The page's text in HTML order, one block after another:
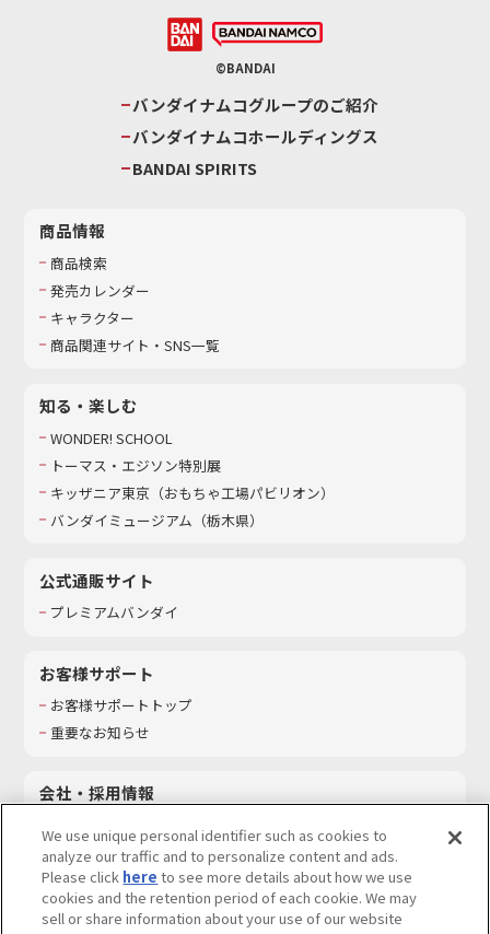
©BANDAI
バンダイナムコグループのご紹介
バンダイナムコホールディングス
BANDAI SPIRITS
商品情報
商品検索
発売カレンダー
キャラクター
商品関連サイト・SNS一覧
知る・楽しむ
WONDER! SCHOOL
トーマス・エジソン特別展
キッザニア東京（おもちゃ工場パビリオン）​
バンダイミュージアム（栃木県）
公式通販サイト
プレミアムバンダイ
お客様サポート
お客様サポートトップ
重要なお知らせ
会社・採用情報
採用情報
サステナビリティ
お問い合わせ
We use unique personal identifier such as cookies to
analyze our traffic and to personalize content and ads.
Please click here to see more details about how we use
cookies and the retention period of each cookie. We may
sell or share information about your use of our website